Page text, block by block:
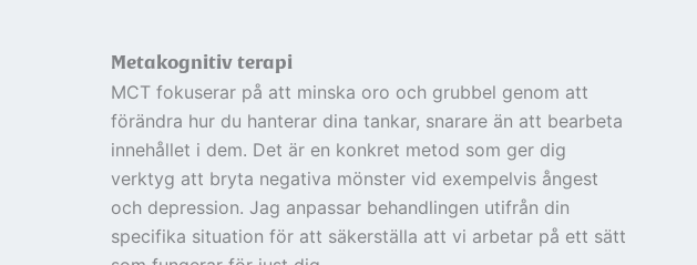
Metakognitiv terapi
MCT fokuserar på att minska oro och grubbel genom att
förändra hur du hanterar dina tankar, snarare än att bearbeta
innehållet i dem. Det är en konkret metod som ger dig
verktyg att bryta negativa mönster vid exempelvis ångest
och depression. Jag anpassar behandlingen utifrån din
specifika situation för att säkerställa att vi arbetar på ett sätt